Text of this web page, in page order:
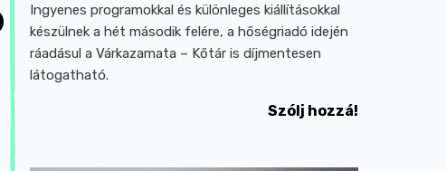
Ingyenes programokkal és különleges kiállításokkal
készülnek a hét második felére, a hőségriadó idején
ráadásul a Várkazamata – Kőtár is díjmentesen
látogatható.
Szólj hozzá!